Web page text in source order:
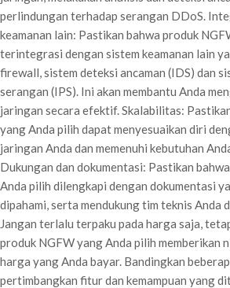
perlindungan terhadap serangan DDoS.
keamanan lain: Pastikan bahwa produk
terintegrasi dengan sistem keamanan lain
firewall, sistem deteksi ancaman (IDS) dan
serangan (IPS). Ini akan membantu Anda
jaringan secara efektif. Skalabilitas:
yang Anda pilih dapat menyesuaikan diri
jaringan Anda dan memenuhi kebutuhan
Dukungan dan dokumentasi: Pastikan
Anda pilih dilengkapi dengan dokumentasi
dipahami, serta mendukung tim teknis Anda
Jangan terlalu terpaku pada harga saja,
produk NGFW yang Anda pilih memberikan
harga yang Anda bayar. Bandingkan
pertimbangkan fitur dan kemampuan yang